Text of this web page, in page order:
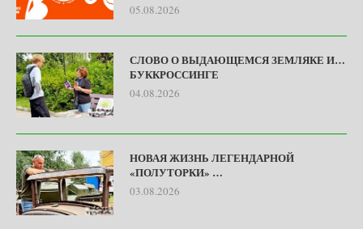
05.08.2026
СЛОВО О ВЫДАЮЩЕМСЯ ЗЕМЛЯКЕ И…
БУККРОССИНГЕ
04.08.2026
НОВАЯ ЖИЗНЬ ЛЕГЕНДАРНОЙ
«ПОЛУТОРКИ» …
03.08.2026